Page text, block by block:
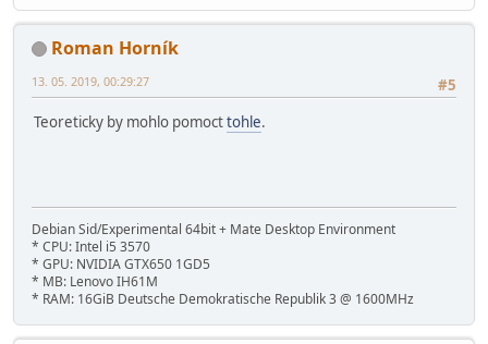
; path = /home/samba/netlogon
; guest ok = yes
; read only = yes
;[profiles]
; comment = Users profiles
; path = /home/samba/profiles
[printers]
comment = All Printers
browseable = no
printable = yes
Roman Horník
#5
13. 05. 2019, 00:29:27
Teoreticky by mohlo pomocttohle.
Debian Sid/Experimental 64bit + Mate Desktop Environment
* CPU: Intel i5 3570
* GPU: NVIDIA GTX650 1GD5
* MB: Lenovo IH61M
* RAM: 16GiB Deutsche Demokratische Republik 3 @ 1600MHz